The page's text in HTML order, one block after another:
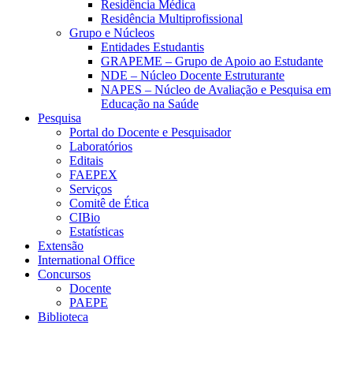
Residência Médica
Residência Multiprofissional
Grupo e Núcleos
Entidades Estudantis
GRAPEME – Grupo de Apoio ao Estudante
NDE – Núcleo Docente Estruturante
NAPES – Núcleo de Avaliação e Pesquisa em
Educação na Saúde
Pesquisa
Portal do Docente e Pesquisador
Laboratórios
Editais
FAEPEX
Serviços
Comitê de Ética
CIBio
Estatísticas
Extensão
International Office
Concursos
Docente
PAEPE
Biblioteca